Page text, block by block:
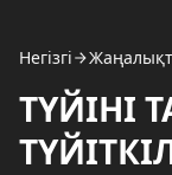
Негізгі
ТҮЙІНІ